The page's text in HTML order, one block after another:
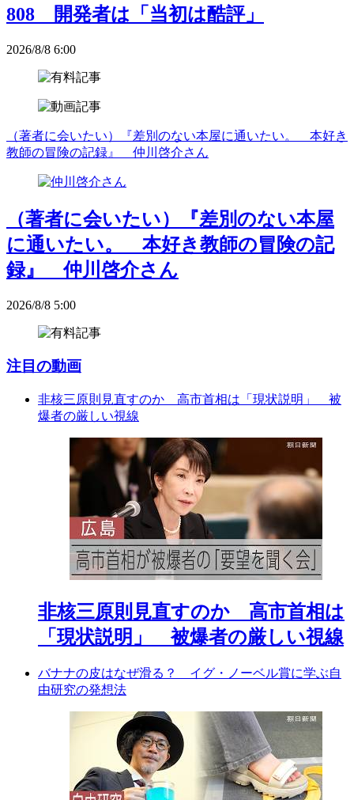
808 開発者は「当初は酷評」
2026/8/8 6:00
（著者に会いたい）『差別のない本屋に通いたい。 本好き
教師の冒険の記録』 仲川啓介さん
（著者に会いたい）『差別のない本屋
に通いたい。 本好き教師の冒険の記
録』 仲川啓介さん
2026/8/8 5:00
注目の動画
非核三原則見直すのか 高市首相は「現状説明」 被
爆者の厳しい視線
非核三原則見直すのか 高市首相は
「現状説明」 被爆者の厳しい視線
バナナの皮はなぜ滑る？ イグ・ノーベル賞に学ぶ自
由研究の発想法